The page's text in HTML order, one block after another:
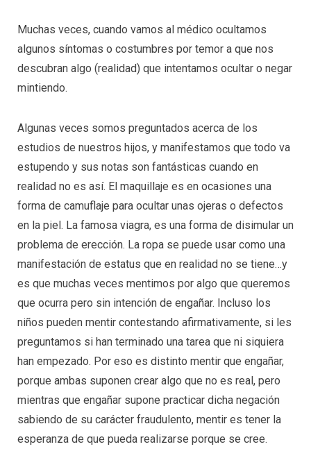
Muchas veces, cuando vamos al médico ocultamos
algunos síntomas o costumbres por temor a que nos
descubran algo (realidad) que intentamos ocultar o negar
mintiendo.
Algunas veces somos preguntados acerca de los
estudios de nuestros hijos, y manifestamos que todo va
estupendo y sus notas son fantásticas cuando en
realidad no es así. El maquillaje es en ocasiones una
forma de camuflaje para ocultar unas ojeras o defectos
en la piel. La famosa viagra, es una forma de disimular un
problema de erección. La ropa se puede usar como una
manifestación de estatus que en realidad no se tiene…y
es que muchas veces mentimos por algo que queremos
que ocurra pero sin intención de engañar. Incluso los
niños pueden mentir contestando afirmativamente, si les
preguntamos si han terminado una tarea que ni siquiera
han empezado. Por eso es distinto mentir que engañar,
porque ambas suponen crear algo que no es real, pero
mientras que engañar supone practicar dicha negación
sabiendo de su carácter fraudulento, mentir es tener la
esperanza de que pueda realizarse porque se cree.